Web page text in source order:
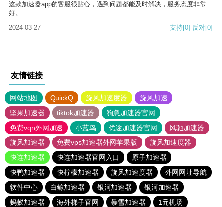
这款加速器app的客服很贴心，遇到问题都能及时解决，服务态度非常
好。
2024-03-27
支持[0] 反对[0]
友情链接
网站地图 QuickQ 旋风加速度器
旋风加速
坚果加速器
tiktok加速器
狗急加速器官网
免费vqn外网加速
小蓝鸟 优途加速器官网
风驰加速器
旋风加速器
免费vps加速器外网苹果版
旋风加速度器
快连加速器
快连加速器官网入口
原子加速器
快鸭加速器
快柠檬加速器 旋风加速度器
外网网址导航
软件中心
白鲸加速器 银河加速器
银河加速器
蚂蚁加速器
海外梯子官网 暴雪加速器
1元机场